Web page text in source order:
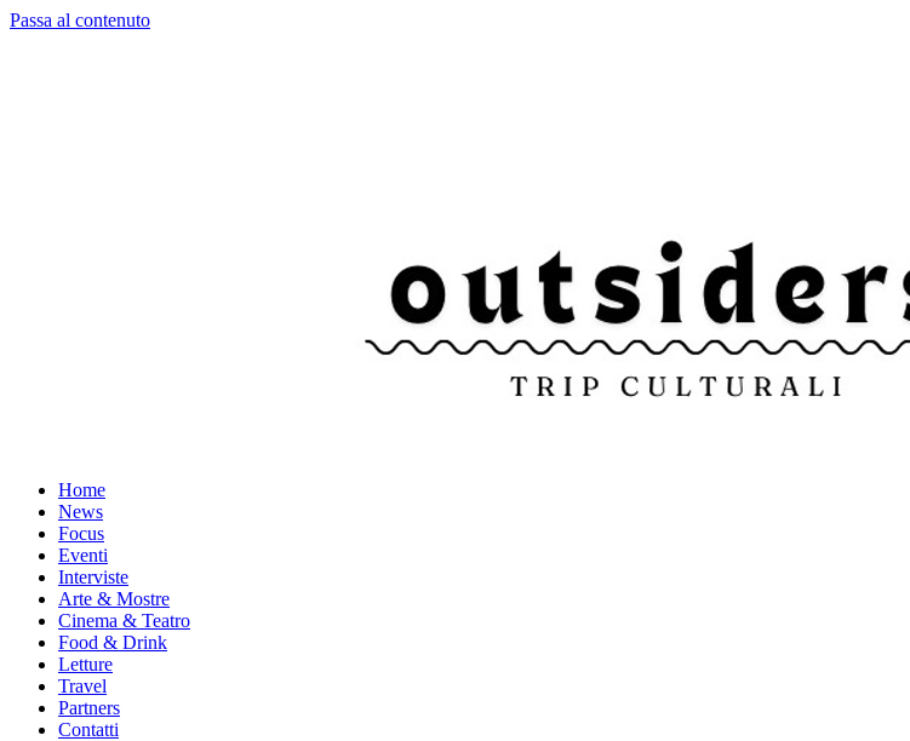
Passa al contenuto
Home
News
Focus
Eventi
Interviste
Arte & Mostre
Cinema & Teatro
Food & Drink
Letture
Travel
Partners
Contatti